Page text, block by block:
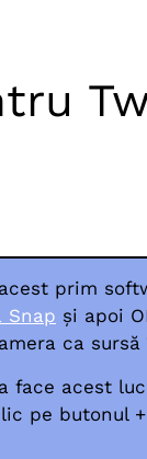
prim
Snap și apoi
ca sursă
face acest
pe butonul